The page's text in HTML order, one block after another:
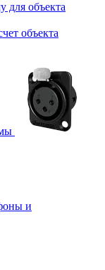
для объекта
объекта
и